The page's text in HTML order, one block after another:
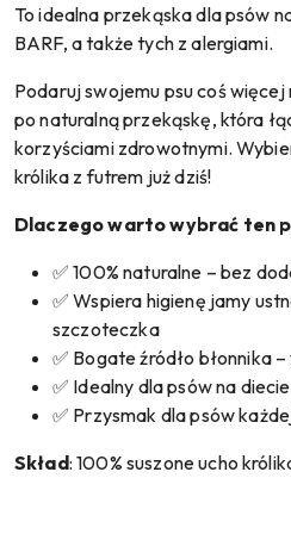
To idealna przekąska dla psów
BARF, a także tych z alergiami.
Podaruj swojemu psu coś więcej
po naturalną przekąskę, która
korzyściami zdrowotnymi.
królika z futrem już dziś!
Dlaczego warto wybrać ten
✅ 100% naturalne – bez
✅ Wspiera higienę jamy
szczoteczka
✅ Bogate źródło błonnika
✅ Idealny dla psów na
✅ Przysmak dla psów
Skład: 100% suszone ucho